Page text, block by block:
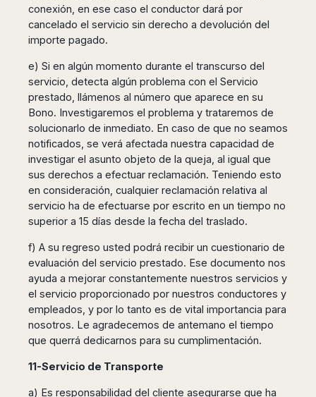
conexión, en ese caso el conductor dará por
cancelado el servicio sin derecho a devolución del
importe pagado.
e) Si en algún momento durante el transcurso del
servicio, detecta algún problema con el Servicio
prestado, llámenos al número que aparece en su
Bono. Investigaremos el problema y trataremos de
solucionarlo de inmediato. En caso de que no seamos
notificados, se verá afectada nuestra capacidad de
investigar el asunto objeto de la queja, al igual que
sus derechos a efectuar reclamación. Teniendo esto
en consideración, cualquier reclamación relativa al
servicio ha de efectuarse por escrito en un tiempo no
superior a 15 días desde la fecha del traslado.
f) A su regreso usted podrá recibir un cuestionario de
evaluación del servicio prestado. Ese documento nos
ayuda a mejorar constantemente nuestros servicios y
el servicio proporcionado por nuestros conductores y
empleados, y por lo tanto es de vital importancia para
nosotros. Le agradecemos de antemano el tiempo
que querrá dedicarnos para su cumplimentación.
11-Servicio de Transporte
a) Es responsabilidad del cliente asegurarse que ha